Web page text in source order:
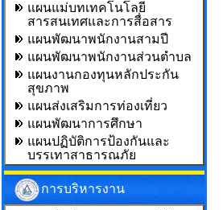
แผนแม่บทเทคโนโลยี
สารสนเทศและการสื่อสาร
แผนพัฒนาพนักงานสามปี
แผนพัฒนาพนักงานส่วนตำบล
แผนงานกองทุนหลักประกัน
สุขภาพ
แผนส่งเสริมการท่องเที่ยว
แผนพัฒนาการศึกษา
แผนปฏิบัติการป้องกันและ
บรรเทาสาธารณภัย
การบริหารงาน